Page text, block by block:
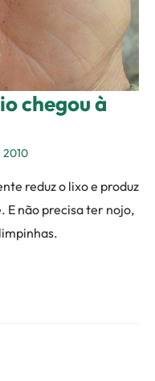
chegou à
2010
reduz o lixo e produz
E não precisa ter nojo,